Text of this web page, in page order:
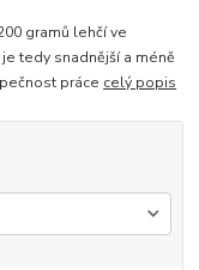
gramů lehčí ve
tedy snadnější a méně
práce celý popis